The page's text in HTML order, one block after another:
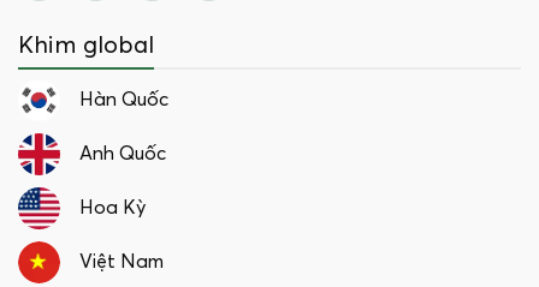
Khim global
Hàn Quốc
Anh Quốc
Hoa Kỳ
Việt Nam